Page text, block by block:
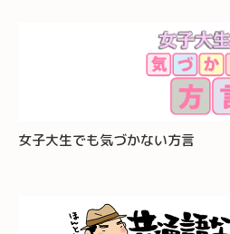
女子大生でも気づかない方言